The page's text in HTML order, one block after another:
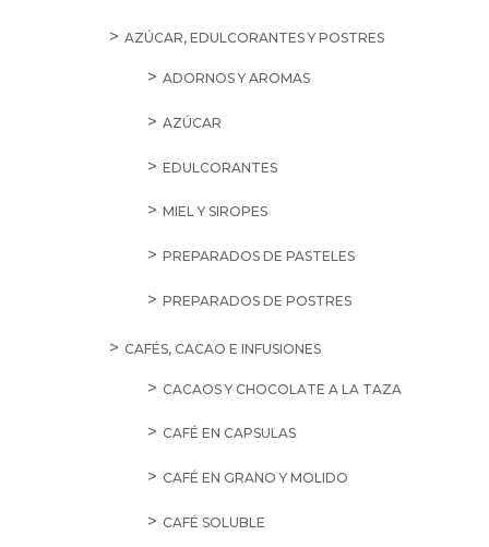
AZÚCAR, EDULCORANTES Y POSTRES
ADORNOS Y AROMAS
AZÚCAR
EDULCORANTES
MIEL Y SIROPES
PREPARADOS DE PASTELES
PREPARADOS DE POSTRES
CAFÉS, CACAO E INFUSIONES
CACAOS Y CHOCOLATE A LA TAZA
CAFÉ EN CAPSULAS
CAFÉ EN GRANO Y MOLIDO
CAFÉ SOLUBLE